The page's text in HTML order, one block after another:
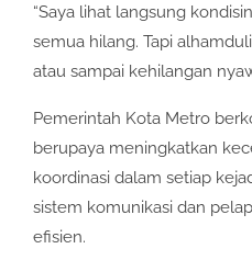
“Saya lihat langsung
semua hilang. Tapi
atau sampai kehilangan
Pemerintah Kota Metro
berupaya meningkatkan
koordinasi dalam setiap
sistem komunikasi dan
efisien.